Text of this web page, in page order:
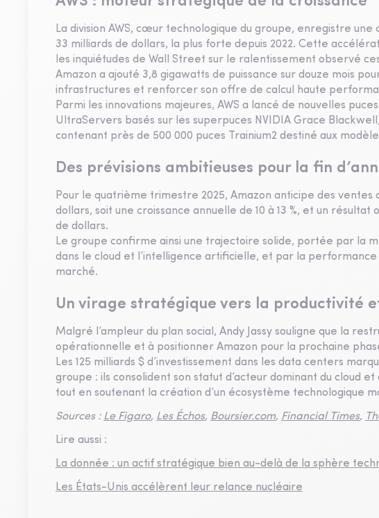
La division AWS, cœur technologique du groupe, enregistre une
33 milliards de dollars, la plus forte depuis 2022. Cette
les inquiétudes de Wall Street sur le ralentissement observé
Amazon a ajouté 3,8 gigawatts de puissance sur douze mois
infrastructures et renforcer son offre de calcul haute
Parmi les innovations majeures, AWS a lancé de nouvelles
UltraServers basés sur les superpuces NVIDIA Grace
contenant près de 500 000 puces Trainium2 destiné aux
Des prévisions ambitieuses pour la fin
Pour le quatrième trimestre 2025, Amazon anticipe des ventes
dollars, soit une croissance annuelle de 10 à 13 %, et un
de dollars.
Le groupe confirme ainsi une trajectoire solide, portée par la
dans le cloud et l’intelligence artificielle, et par la performance
marché.
Un virage stratégique vers la productivité
Malgré l’ampleur du plan social, Andy Jassy souligne que la
opérationnelle et à positionner Amazon pour la prochaine
Les 125 milliards $ d’investissement dans les data centers
groupe : ils consolident son statut d’acteur dominant du cloud
tout en soutenant la création d’un écosystème technologique
Sources : Le Figaro, Les Échos, Boursier.com, Financial Times,
Lire aussi :
La donnée : un actif stratégique bien au-delà de la sphère
Les États-Unis accélèrent leur relance nucléaire